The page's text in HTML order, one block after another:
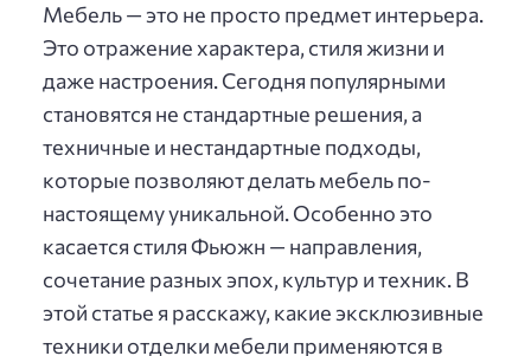
Мебель — это не просто предмет интерьера.
Это отражение характера, стиля жизни и
даже настроения. Сегодня популярными
становятся не стандартные решения, а
техничные и нестандартные подходы,
которые позволяют делать мебель по-
настоящему уникальной. Особенно это
касается стиля Фьюжн — направления,
сочетание разных эпох, культур и техник. В
этой статье я расскажу, какие эксклюзивные
техники отделки мебели применяются в